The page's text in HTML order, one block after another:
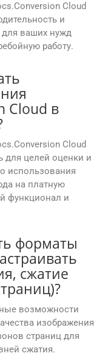
Cloud
и
ваших нужд
работу.
Cloud в
Cloud
для целей оценки и
использования
на платную
функционал и
форматы
сжатие
возможности
изображения
страниц для
сжатия.